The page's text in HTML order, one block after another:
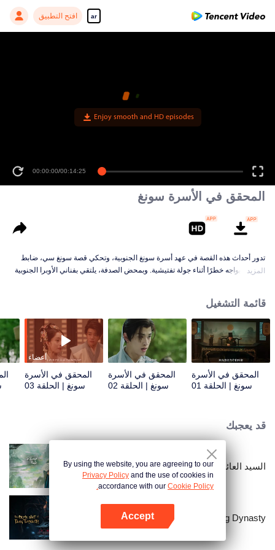
ar افتح التطبيق
Enjoy smooth and HD episodes
00:00:00/00:14:25
المحقق في الأسرة سونغ
تدور أحداث هذه القصة في عهد أسرة سونغ الجنوبية، وتحكي قصة سونغ سي، ضابط
قضائي، يواجه خطرًا أثناء جولة تفتيشية. وبمحض الصدفة، يلتقي بفناني الأوبرا الجنوبية
العدالة للمتوفى والإنصاف للأحياء.
المزيد
قائمة التشغيل
المحقق في الأسرة
سونغ | الحلقة 01
المحقق في الأسرة
سونغ | الحلقة 02
أعضاء
المحقق في الأسرة
سونغ | الحلقة 03
قد يعجبك
السيد العائد
The Crime Unit of Tang Dynasty
By using the website, you are agreeing to our
Privacy Policy and the use of cookies in
accordance with our Cookie Policy.
Accept